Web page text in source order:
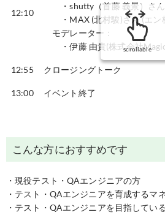
12:10
・shutty（首藤 義景）さ
・MAX (北村駿)さん (エン
モデレーター：
・伊藤 由貴(株式会社
12:55 クロージングトーク
13:00 イベント終了
scrollable
こんな方におすすめです
・現役テスト・QAエンジニアの方
・テスト・QAエンジニアを育成するマ
・テスト・QAエンジニアを目指してい